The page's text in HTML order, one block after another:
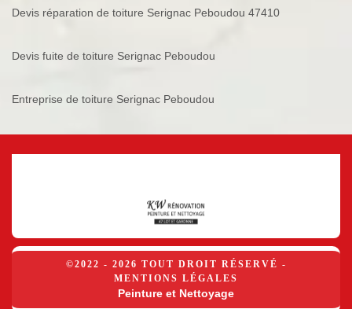
Devis réparation de toiture Serignac Peboudou 47410
Devis fuite de toiture Serignac Peboudou
Entreprise de toiture Serignac Peboudou
©2022 - 2026 TOUT DROIT RÉSERVÉ -
MENTIONS LÉGALES
Peinture et Nettoyage